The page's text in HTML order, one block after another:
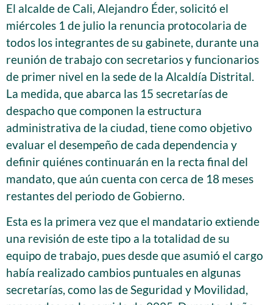
El alcalde de Cali, Alejandro Éder, solicitó el
miércoles 1 de julio la renuncia protocolaria de
todos los integrantes de su gabinete, durante una
reunión de trabajo con secretarios y funcionarios
de primer nivel en la sede de la Alcaldía Distrital.
La medida, que abarca las 15 secretarías de
despacho que componen la estructura
administrativa de la ciudad, tiene como objetivo
evaluar el desempeño de cada dependencia y
definir quiénes continuarán en la recta final del
mandato, que aún cuenta con cerca de 18 meses
restantes del periodo de Gobierno.
Esta es la primera vez que el mandatario extiende
una revisión de este tipo a la totalidad de su
equipo de trabajo, pues desde que asumió el cargo
había realizado cambios puntuales en algunas
secretarías, como las de Seguridad y Movilidad,